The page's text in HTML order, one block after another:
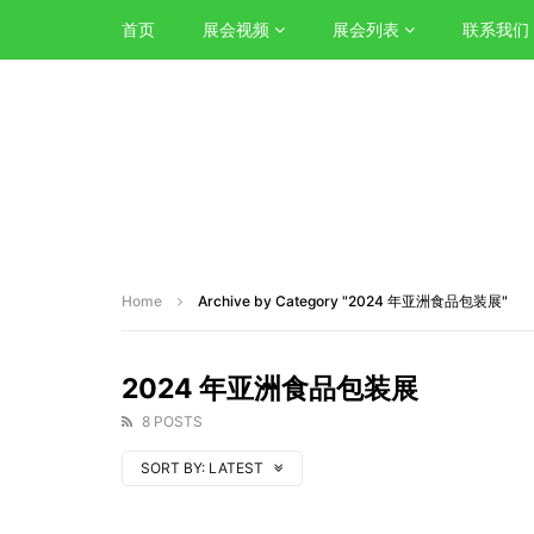
首页 展会视频 展会列表 联系我们
Home Archive by Category "2024 年亚洲食品包装展"
2024 年亚洲食品包装展
8 POSTS
SORT BY: LATEST